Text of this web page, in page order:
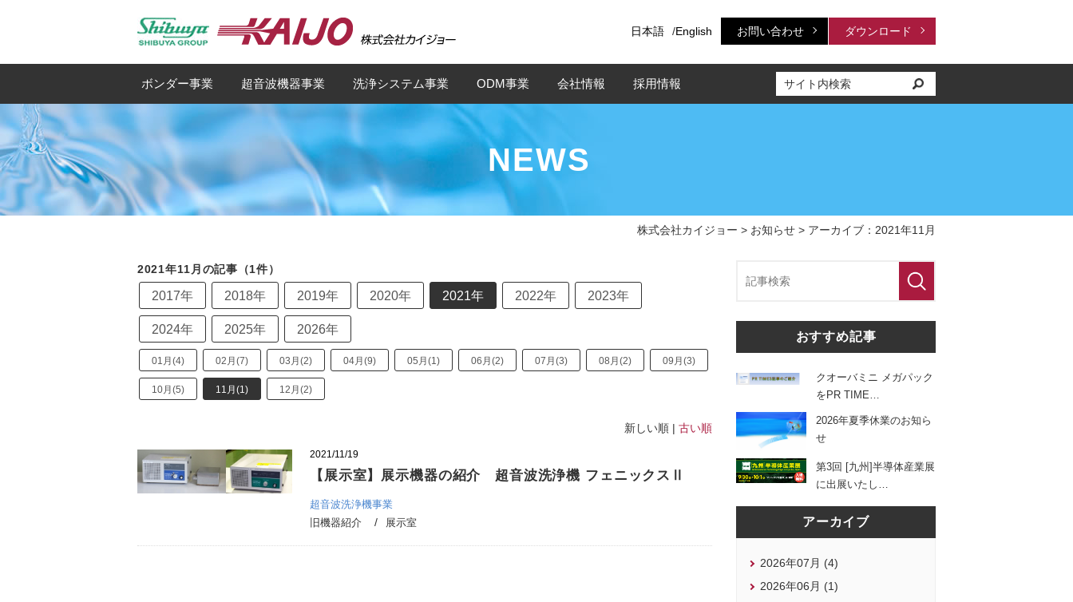
日本語 /English お問い合わせ ダウンロード
ボンダー事業 超音波機器事業 洗浄システム事業 ODM事業 会社情報 採用情報
NEWS
株式会社カイジョー > お知らせ > アーカイブ：2021年11月
2021年11月の記事（1件）
2017年 2018年 2019年 2020年 2021年 2022年 2023年
2024年 2025年 2026年
01月(4) 02月(7) 03月(2) 04月(9) 05月(1) 06月(2) 07月(3) 08月(2) 09月(3)
10月(5) 11月(1) 12月(2)
新しい順 | 古い順
2021/11/19
【展示室】展示機器の紹介 超音波洗浄機 フェニックスⅡ
超音波洗浄機事業
旧機器紹介
展示室
おすすめ記事
クオーバミニ メガパック
をPR TIME…
2026年夏季休業のお知ら
せ
第3回 [九州]半導体産業展
に出展いたし …
アーカイブ
2026年07月 (4)
2026年06月 (1)